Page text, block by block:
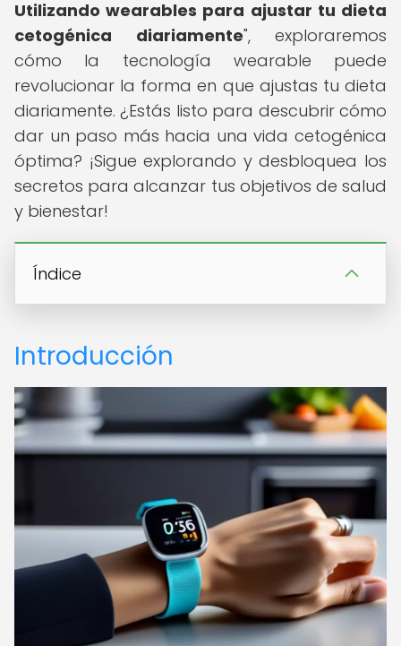
Utilizando wearables para ajustar tu dieta
cetogénica diariamente", exploraremos
cómo la tecnología wearable puede
revolucionar la forma en que ajustas tu dieta
diariamente. ¿Estás listo para descubrir cómo
dar un paso más hacia una vida cetogénica
óptima? ¡Sigue explorando y desbloquea los
secretos para alcanzar tus objetivos de salud
y bienestar!
Índice
Introducción